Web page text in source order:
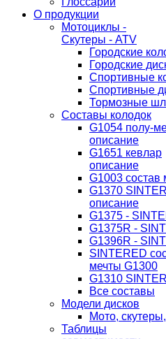
О продукции
Мотоциклы -
Скутеры - ATV
Городские
Городские
Спортивные
Спортивные
Тормозные
Составы колодок
G1054 полу-
описание
G1651 кевлар
описание
G1003 состав
G1370
описание
G1375 -
G1375R -
G1396R -
SINTERED
мечты G1300
G1310
Все составы
Модели дисков
Мото,
Таблицы